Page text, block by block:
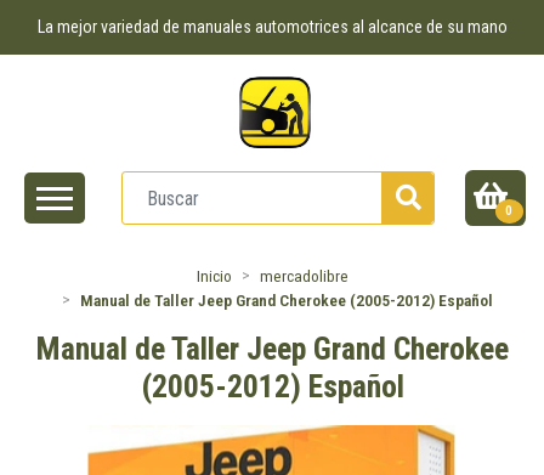
La mejor variedad de manuales automotrices al alcance de su mano
0
Inicio
mercadolibre
Manual de Taller Jeep Grand Cherokee (2005-2012) Español
Manual de Taller Jeep Grand Cherokee
(2005-2012) Español